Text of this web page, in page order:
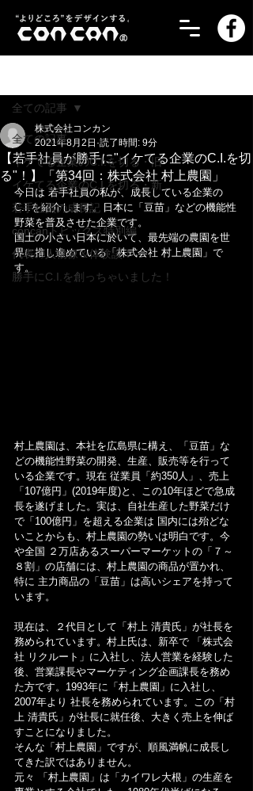
全ての記事
イケてる企業のC.I.を切る・旧
イケてる企業のC.I.を切る・新
若手社員の成長記！
concanトピックス特別編
代表の人物像＆体験談！
勝手にC.I.を創っちゃいました！
全ての記事
【若手社員が勝手に"イケてる企業のC.I.を切
る"！】「第34回：株式会社 村上農園」
株式会社コンカン
2021年8月2日 読了時間: 9分
今日は 若手社員の私が、成長している企業の
C.I.を紹介します。日本に「豆苗」などの機能性
野菜を普及させた企業です。
国土の小さい日本に於いて、最先端の農園を世
界に推し進めている「株式会社 村上農園」で
す。
村上農園は、本社を広島県に構え、「豆苗」な
どの機能性野菜の開発、生産、販売等を行って
いる企業です。現在 従業員「約350人」、売上
「107億円」(2019年度)と、この10年ほどで急成
長を遂げました。実は、自社生産した野菜だけ
で「100億円」を超える企業は 国内には殆どな
いことからも、村上農園の勢いは明白です。今
や全国 ２万店あるスーパーマーケットの「７～
８割」の店舗には、村上農園の商品が置かれ、
特に 主力商品の「豆苗」は高いシェアを持って
います。
現在は、２代目として「村上 清貴氏」が社長を
務められています。村上氏は、新卒で 「株式会
社 リクルート」に入社し、法人営業を経験した
後、営業課長やマーケティング企画課長を務め
た方です。1993年に「村上農園」に入社し、
2007年より 社長を務められています。この「村
上 清貴氏」が社長に就任後、大きく売上を伸ば
すことになりました。
そんな「村上農園」ですが、順風満帆に成長し
てきた訳ではありません。
元々 「村上農園」は「カイワレ大根」の生産を